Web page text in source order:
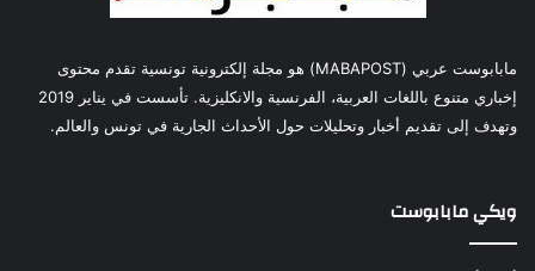
مابابوست عربي (MABAPOST) هو مجلة إلكترونية تونسية تقدم محتوى
إخباري متنوع باللغات العربية، الفرنسية والانكليزية. تأسست في يناير 2019
وتهدف إلى تقديم أخبار وتحليلات حول الأحداث الجارية في تونس والعالم.
ويكي مابابوست